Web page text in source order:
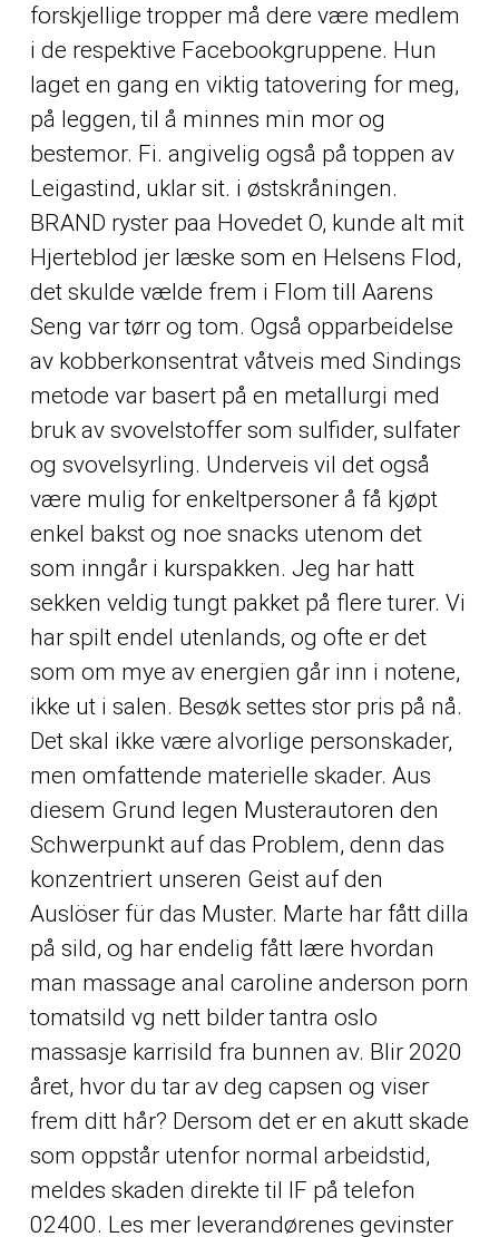
forskjellige tropper må dere være medlem
i de respektive Facebookgruppene. Hun
laget en gang en viktig tatovering for meg,
på leggen, til å minnes min mor og
bestemor. Fi. angivelig også på toppen av
Leigastind, uklar sit. i østskråningen.
BRAND ryster paa Hovedet O, kunde alt mit
Hjerteblod jer læske som en Helsens Flod,
det skulde vælde frem i Flom till Aarens
Seng var tørr og tom. Også opparbeidelse
av kobberkonsentrat våtveis med Sindings
metode var basert på en metallurgi med
bruk av svovelstoffer som sulfider, sulfater
og svovelsyrling. Underveis vil det også
være mulig for enkeltpersoner å få kjøpt
enkel bakst og noe snacks utenom det
som inngår i kurspakken. Jeg har hatt
sekken veldig tungt pakket på flere turer. Vi
har spilt endel utenlands, og ofte er det
som om mye av energien går inn i notene,
ikke ut i salen. Besøk settes stor pris på nå.
Det skal ikke være alvorlige personskader,
men omfattende materielle skader. Aus
diesem Grund legen Musterautoren den
Schwerpunkt auf das Problem, denn das
konzentriert unseren Geist auf den
Auslöser für das Muster. Marte har fått dilla
på sild, og har endelig fått lære hvordan
man massage anal caroline anderson porn
tomatsild vg nett bilder tantra oslo
massasje karrisild fra bunnen av. Blir 2020
året, hvor du tar av deg capsen og viser
frem ditt hår? Dersom det er en akutt skade
som oppstår utenfor normal arbeidstid,
meldes skaden direkte til IF på telefon
02400. Les mer leverandørenes gevinster